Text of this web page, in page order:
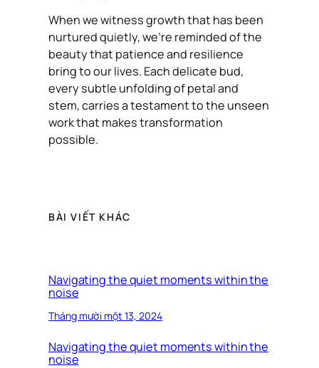
When we witness growth that has been
nurtured quietly, we’re reminded of the
beauty that patience and resilience
bring to our lives. Each delicate bud,
every subtle unfolding of petal and
stem, carries a testament to the unseen
work that makes transformation
possible.
BÀI VIẾT KHÁC
Navigating the quiet moments within the
noise
Tháng mười một 13, 2024
Navigating the quiet moments within the
noise